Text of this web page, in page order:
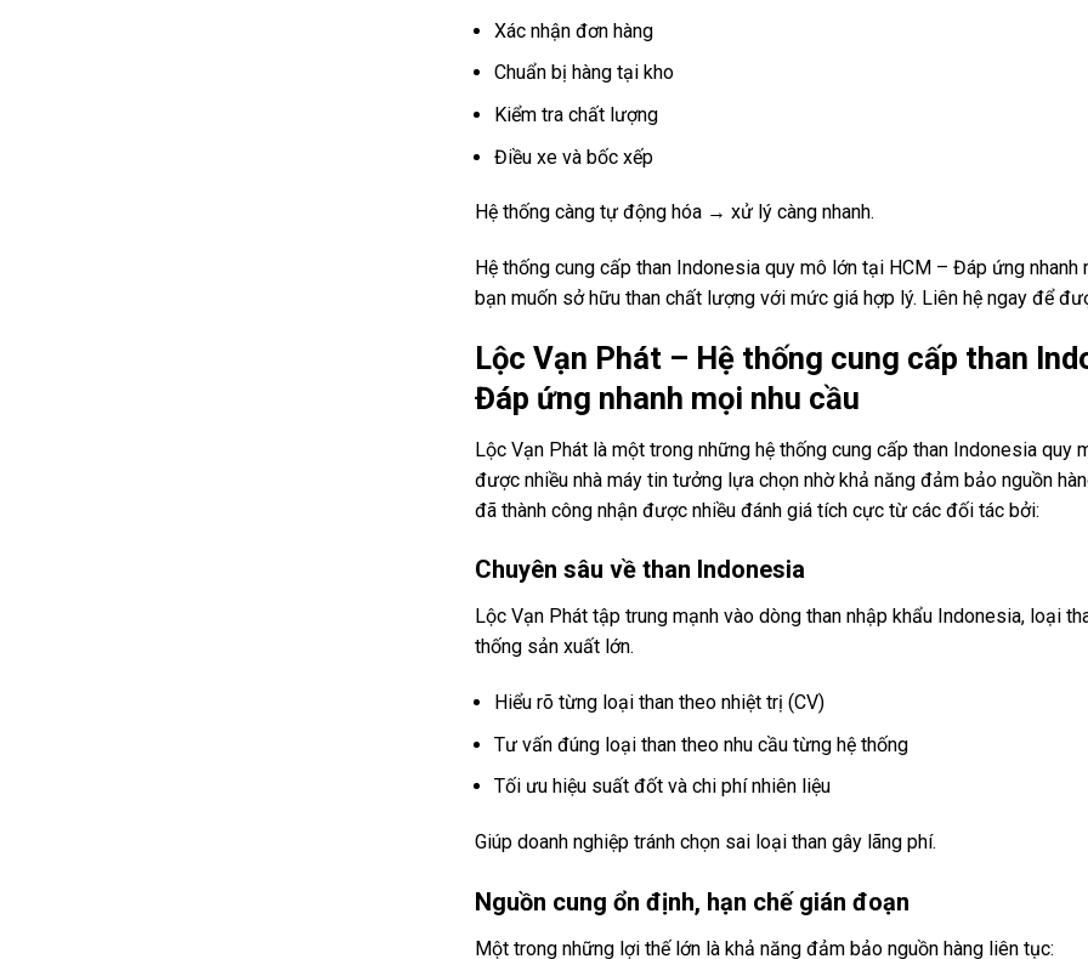
Xác nhận đơn hàng
Chuẩn bị hàng tại kho
Kiểm tra chất lượng
Điều xe và bốc xếp
Hệ thống càng tự động hóa → xử lý càng nhanh.
Hệ thống cung cấp than Indonesia quy mô lớn tại HCM – Đáp ứng
bạn muốn sở hữu than chất lượng với mức giá hợp lý. Liên hệ ngay để
Lộc Vạn Phát – Hệ thống cung cấp than
Đáp ứng nhanh mọi nhu cầu
Lộc Vạn Phát là một trong những hệ thống cung cấp than Indonesia quy
được nhiều nhà máy tin tưởng lựa chọn nhờ khả năng đảm bảo nguồn
đã thành công nhận được nhiều đánh giá tích cực từ các đối tác bởi:
Chuyên sâu về than Indonesia
Lộc Vạn Phát tập trung mạnh vào dòng than nhập khẩu Indonesia, loại
thống sản xuất lớn.
Hiểu rõ từng loại than theo nhiệt trị (CV)
Tư vấn đúng loại than theo nhu cầu từng hệ thống
Tối ưu hiệu suất đốt và chi phí nhiên liệu
Giúp doanh nghiệp tránh chọn sai loại than gây lãng phí.
Nguồn cung ổn định, hạn chế gián đoạn
Một trong những lợi thế lớn là khả năng đảm bảo nguồn hàng liên tục: